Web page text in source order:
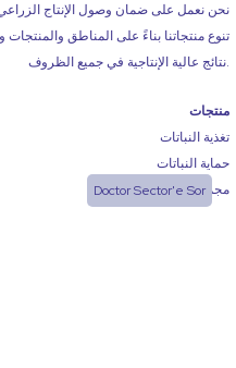
Doctor Sector'e Sor
نحن نعمل على ضمان وصول الإنتاج
تنوع منتجاتنا بناءً على المناطق
نتائج عالية الإنتاجية في جميع الظروف.
منتجات
تغذية النباتات
حماية النباتات
مجموعات الاستيراد